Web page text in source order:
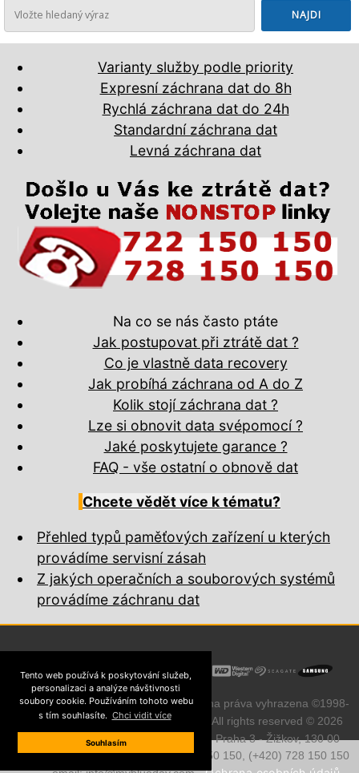
Tento web používá k poskytování služeb,
personalizaci a analýze návštivnosti
soubory cookie. Používáním tohoto webu
s tím souhlasíte. Chci vidit více
Souhlasím
Varianty služby podle priority
Expresní záchrana dat do 8h
Rychlá záchrana dat do 24h
Standardní záchrana dat
Levná záchrana dat
Na co se nás často ptáte
Jak postupovat při ztrátě dat ?
Co je vlastně data recovery
Jak probíhá záchrana od A do Z
Kolik stojí záchrana dat ?
Lze si obnovit data svépomocí ?
Jaké poskytujete garance ?
FAQ - vše ostatní o obnově dat
Chcete vědět více k tématu?
Přehled typů paměťových zařízení u kterých
provádíme servisní zásah
Z jakých operačních a souborových systémů
provádíme záchranu dat
Přebírání obsahu zakázáno. Všechna práva vyhrazena ©1998-
2026MyBlueDay ! ~ All rights reserved © 2026
Prokopovo náměstí 8
, Praha 3 - Žižkov, 130 00
Telefon NONSTOP: (+420) 722 150 150, (+420) 728 150 150